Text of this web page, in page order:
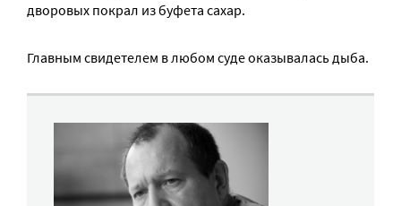
дворовых покрал из буфета сахар.
Главным свидетелем в любом суде оказывалась дыба.